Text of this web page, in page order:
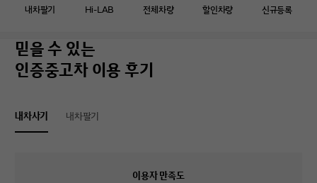
내차팔기 Hi-LAB 전체차량 할인차량 신규등록
믿을 수 있는
인증중고차 이용 후기
내차사기 내차팔기
이용자 만족도